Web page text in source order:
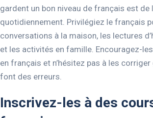
gardent un bon niveau de français est de
quotidiennement. Privilégiez le français
conversations à la maison, les lectures
et les activités en famille. Encouragez-
en français et n’hésitez pas à les corriger
font des erreurs.
Inscrivez-les à des